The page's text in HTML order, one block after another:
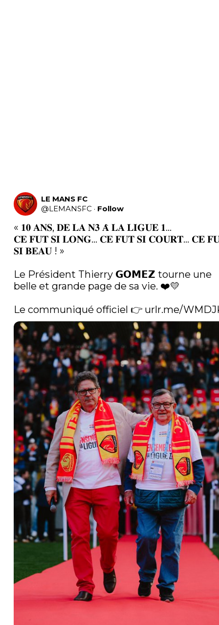
LE MANS FC
@LEMANSFC · Follow
« 𝟏𝟎 𝐀𝐍𝐒, 𝐃𝐄 𝐋𝐀 𝐍𝟑 𝐀̀ 𝐋𝐀 𝐋𝐈𝐆𝐔𝐄 𝟏…
𝐂𝐄 𝐅𝐔𝐓 𝐒𝐈 𝐋𝐎𝐍𝐆… 𝐂𝐄 𝐅𝐔𝐓 𝐒𝐈 𝐂𝐎𝐔𝐑𝐓… 𝐂𝐄
𝐒𝐈 𝐁𝐄𝐀𝐔 ! »
Le Président Thierry 𝗚𝗢𝗠𝗘𝗭 tourne une
belle et grande page de sa vie. ❤️💛
Le communiqué officiel 👉 urlr.me/